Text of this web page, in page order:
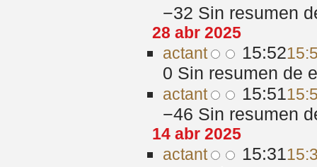
−32 Sin resumen
28 abr 2025
actant 15:52
0 Sin resumen de
actant 15:51
−46 Sin resumen
14 abr 2025
actant 15:31